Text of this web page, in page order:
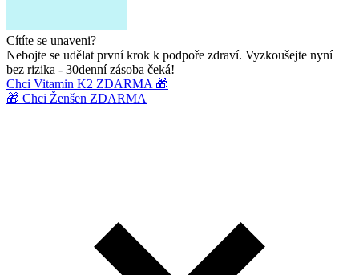
Cítíte se unaveni?
Nebojte se udělat první krok k podpoře zdraví. Vyzkoušejte nyní
bez rizika - 30denní zásoba čeká!
Chci Vitamin K2 ZDARMA 🎁
🎁 Chci Ženšen ZDARMA